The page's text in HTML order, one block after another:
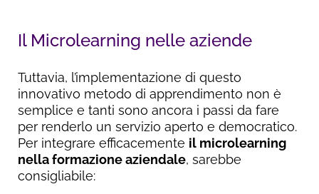
Il Microlearning nelle aziende
Tuttavia, l’implementazione di questo
innovativo metodo di apprendimento non è
semplice e tanti sono ancora i passi da fare
per renderlo un servizio aperto e democratico.
Per integrare efficacemente il microlearning
nella formazione aziendale, sarebbe
consigliabile: